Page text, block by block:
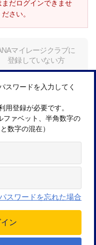
だログインできませ
さい。
マイレージクラブに
登録していない方
スワードを入力してく
用登録が必要です。
ァベット、半角数字の
数字の混在）
スワードを忘れた場合